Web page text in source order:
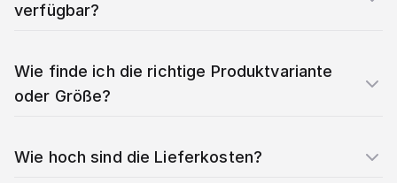
verfügbar?
Wie finde ich die richtige Produktvariante
oder Größe?
Wie hoch sind die Lieferkosten?